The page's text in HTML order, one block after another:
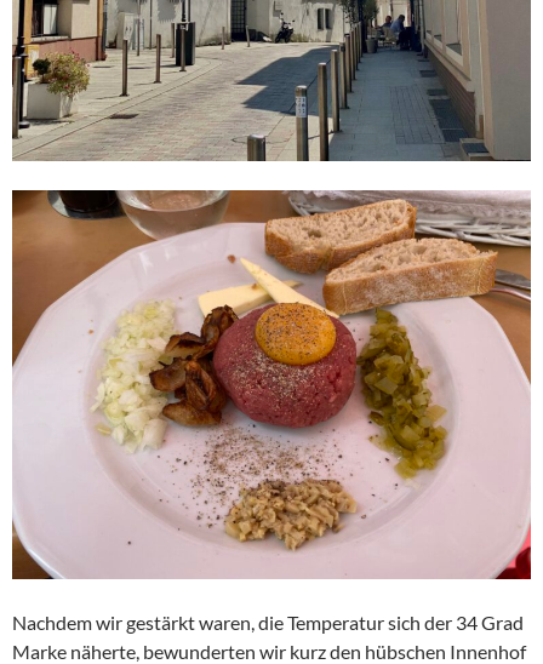
Nachdem wir gestärkt waren, die Temperatur sich der 34 Grad
Marke näherte, bewunderten wir kurz den hübschen Innenhof